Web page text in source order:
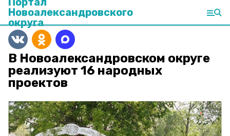
Новоалександровского
округа
В Новоалександровском округе
реализуют 16 народных
проектов